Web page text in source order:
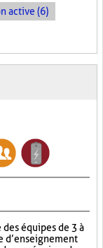
active (6)
équipes de 3 à
d’enseignement